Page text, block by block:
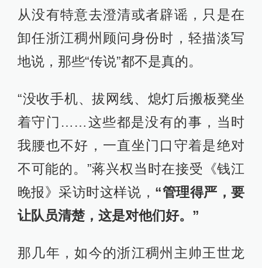
从没有特意去澄清或者辟谣，只是在
卸任浙江稠州顾问身份时，轻描淡写
地说，那些“传说”都不是真的。
“没收手机、拔网线、熄灯后搬板凳坐
着守门……这些都是没有的事，当时
我腰也不好，一直坐门口守着是绝对
不可能的。”蒋兴权当时在接受《钱江
晚报》采访时这样说， “管理得严，要
让队员清楚，这是对他们好。”
那几年，如今的浙江稠州主帅王世龙